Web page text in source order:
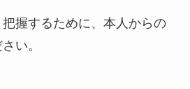
握するために、本人からの
い。